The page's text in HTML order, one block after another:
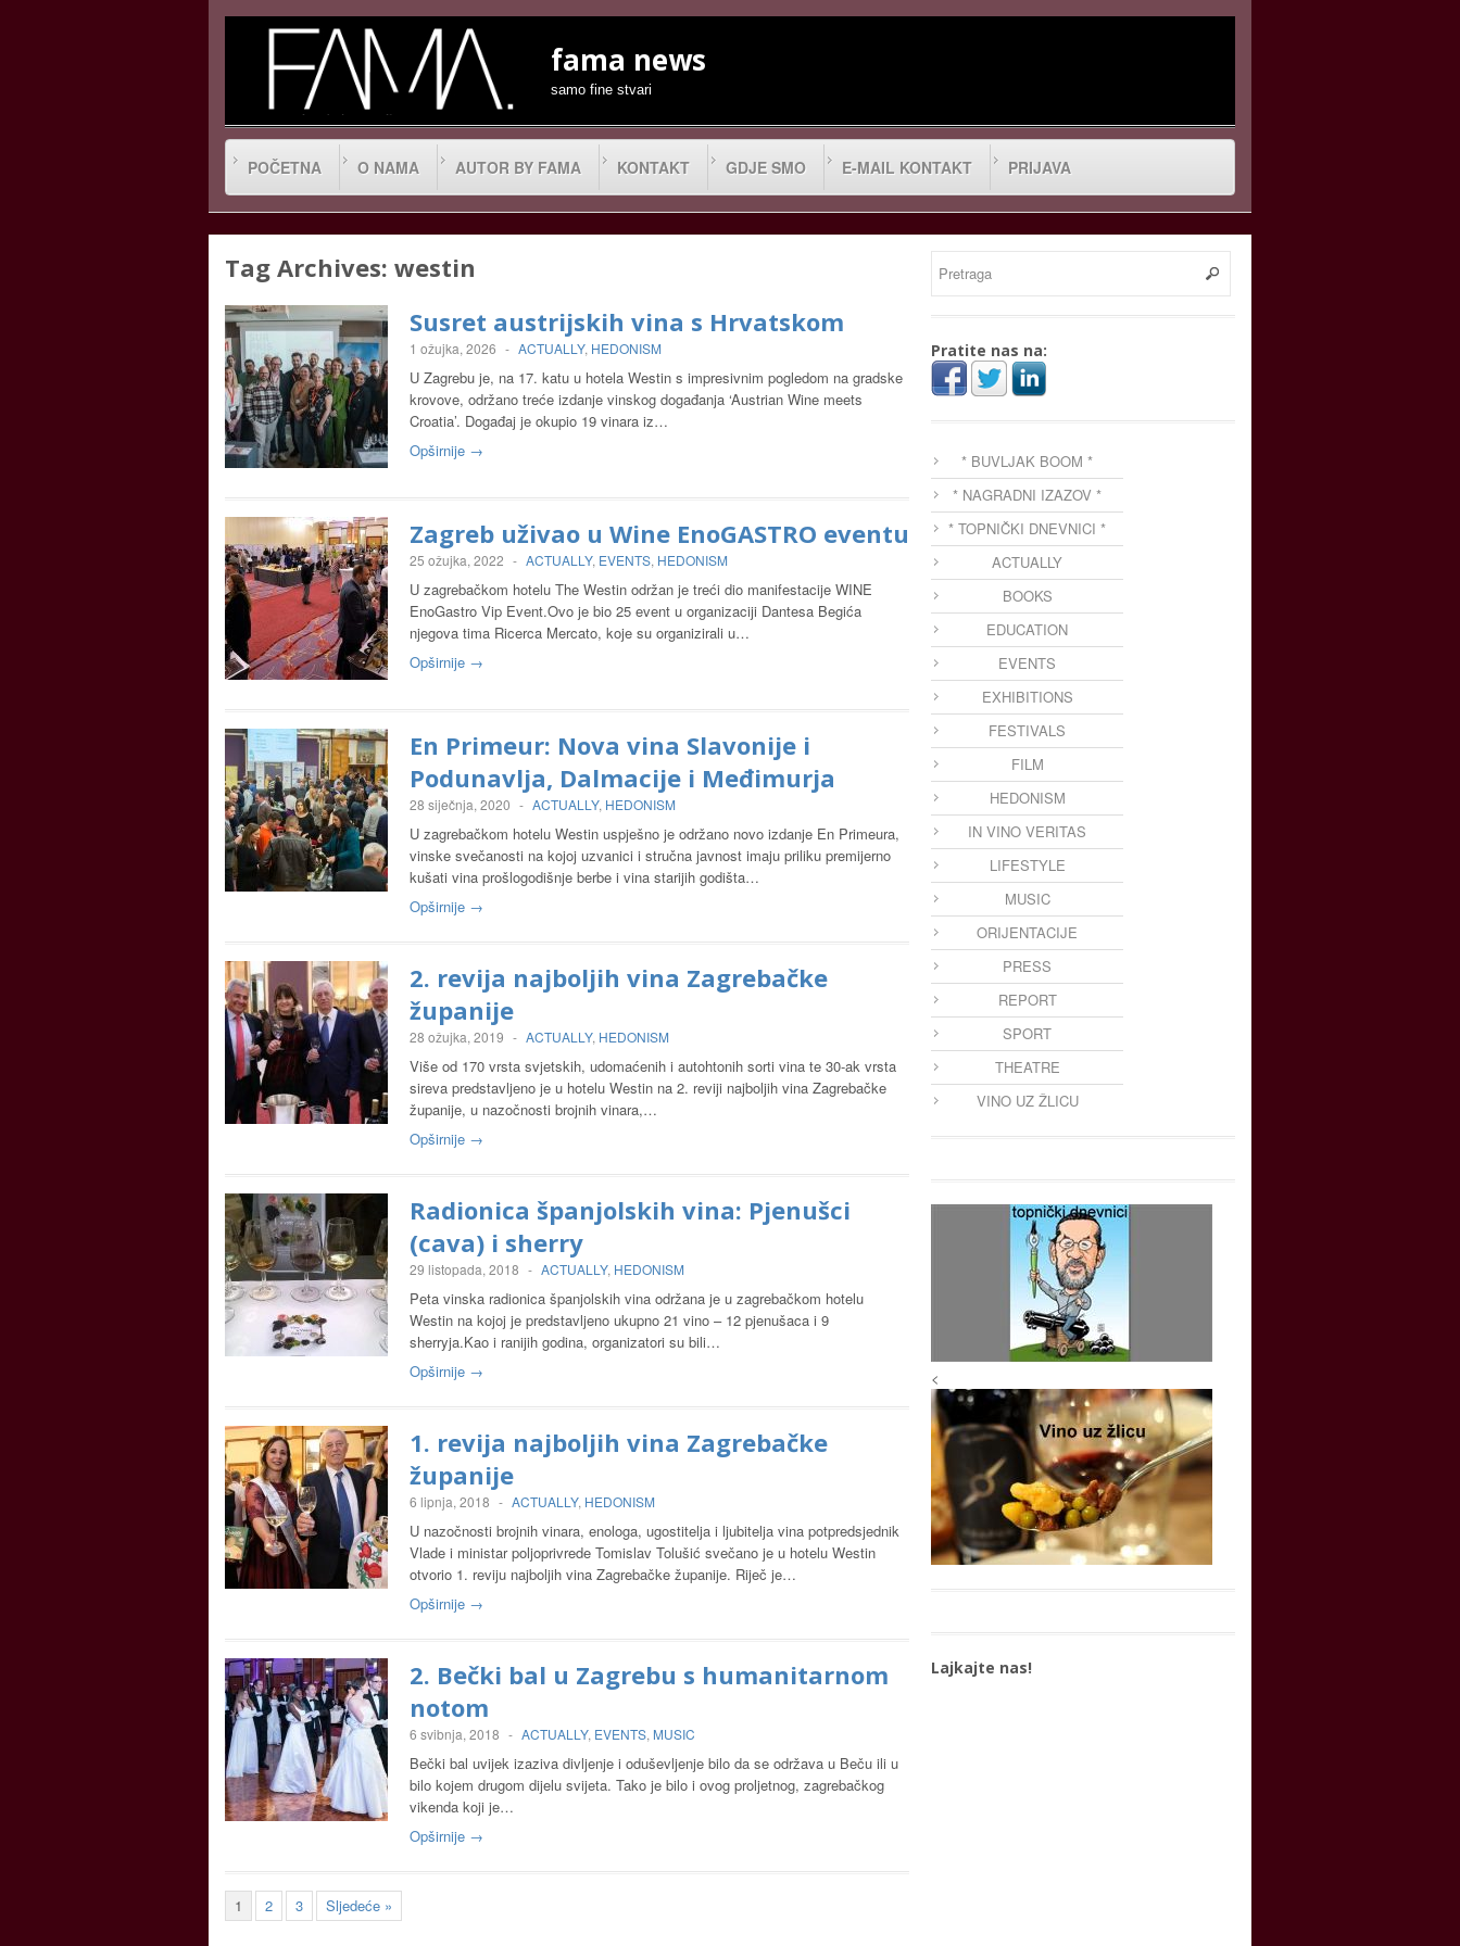
fama news
samo fine stvari
POČETNA O NAMA AUTOR BY FAMA KONTAKT GDJE SMO E-MAIL KONTAKT PRIJAVA
Tag Archives: westin
Susret austrijskih vina s Hrvatskom
1 ožujka, 2026 - ACTUALLY, HEDONISM
U Zagrebu je, na 17. katu u hotela Westin s impresivnim pogledom na gradske
krovove, održano treće izdanje vinskog događanja ‘Austrian Wine meets
Croatia’. Događaj je okupio 19 vinara iz…
Opširnije →
Zagreb uživao u Wine EnoGASTRO eventu
25 ožujka, 2022 - ACTUALLY, EVENTS, HEDONISM
U zagrebačkom hotelu The Westin održan je treći dio manifestacije WINE
EnoGastro Vip Event.Ovo je bio 25 event u organizaciji Dantesa Begića
njegova tima Ricerca Mercato, koje su organizirali u…
Opširnije →
En Primeur: Nova vina Slavonije i
Podunavlja, Dalmacije i Međimurja
28 siječnja, 2020 - ACTUALLY, HEDONISM
U zagrebačkom hotelu Westin uspješno je održano novo izdanje En Primeura,
vinske svečanosti na kojoj uzvanici i stručna javnost imaju priliku premijerno
kušati vina prošlogodišnje berbe i vina starijih godišta…
Opširnije →
2. revija najboljih vina Zagrebačke
županije
28 ožujka, 2019 - ACTUALLY, HEDONISM
Više od 170 vrsta svjetskih, udomaćenih i autohtonih sorti vina te 30-ak vrsta
sireva predstavljeno je u hotelu Westin na 2. reviji najboljih vina Zagrebačke
županije, u nazočnosti brojnih vinara,…
Opširnije →
Radionica španjolskih vina: Pjenušci
(cava) i sherry
29 listopada, 2018 - ACTUALLY, HEDONISM
Peta vinska radionica španjolskih vina održana je u zagrebačkom hotelu
Westin na kojoj je predstavljeno ukupno 21 vino – 12 pjenušaca i 9
sherryja.Kao i ranijih godina, organizatori su bili…
Opširnije →
1. revija najboljih vina Zagrebačke
županije
6 lipnja, 2018 - ACTUALLY, HEDONISM
U nazočnosti brojnih vinara, enologa, ugostitelja i ljubitelja vina potpredsjednik
Vlade i ministar poljoprivrede Tomislav Tolušić svečano je u hotelu Westin
otvorio 1. reviju najboljih vina Zagrebačke županije. Riječ je…
Opširnije →
2. Bečki bal u Zagrebu s humanitarnom
notom
6 svibnja, 2018 - ACTUALLY, EVENTS, MUSIC
Bečki bal uvijek izaziva divljenje i oduševljenje bilo da se održava u Beču ili u
bilo kojem drugom dijelu svijeta. Tako je bilo i ovog proljetnog, zagrebačkog
vikenda koji je…
Opširnije →
1 2 3 Sljedeće »
Pratite nas na:
* BUVLJAK BOOM *
* NAGRADNI IZAZOV *
* TOPNIČKI DNEVNICI *
ACTUALLY
BOOKS
EDUCATION
EVENTS
EXHIBITIONS
FESTIVALS
FILM
HEDONISM
IN VINO VERITAS
LIFESTYLE
MUSIC
ORIJENTACIJE
PRESS
REPORT
SPORT
THEATRE
VINO UZ ŽLICU
<
Lajkajte nas!